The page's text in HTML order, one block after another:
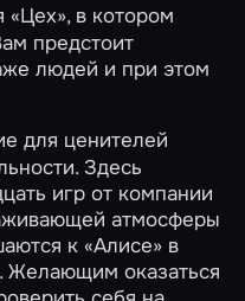
«Цех», в котором
предстоит
людей и при этом
для ценителей
Здесь
игр от компании
атмосферы
к«Алисе» в
. Желающим оказаться